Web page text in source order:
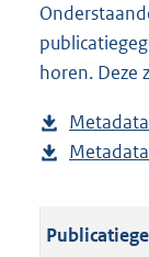
l
o
a
p
u
l
a
n
d
g
r
o
horen. Deze